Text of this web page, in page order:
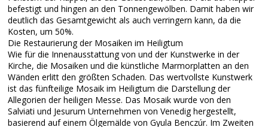
befestigt und hingen an den Tonnengewölben. Damit haben wir
deutlich das Gesamtgewicht als auch verringern kann, da die
Kosten, um 50%.
Die Restaurierung der Mosaiken im Heiligtum
Wie für die Innenausstattung von und der Kunstwerke in der
Kirche, die Mosaiken und die künstliche Marmorplatten an den
Wänden erlitt den größten Schaden. Das wertvollste Kunstwerk
ist das fünfteilige Mosaik im Heiligtum die Darstellung der
Allegorien der heiligen Messe. Das Mosaik wurde von den
Salviati und Jesurum Unternehmen von Venedig hergestellt,
basierend auf einem Ölgemälde von Gyula Benczúr. Im Zweiten